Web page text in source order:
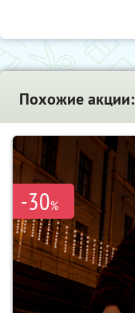
Похожие акции:
-30%